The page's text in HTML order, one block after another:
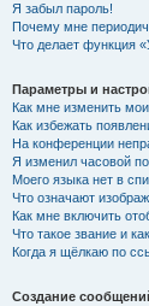
Я забыл пароль!
Почему мне
Что делает функция
Параметры и
Как мне изменить
Как избежать
На конференции
Я изменил часовой
Моего языка нет в
Что означают
Как мне включить
Что такое звание и
Когда я щёлкаю по
Создание